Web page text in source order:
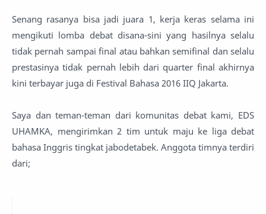
Senang rasanya bisa jadi juara 1, kerja keras selama ini
mengikuti lomba debat disana-sini yang hasilnya selalu
tidak pernah sampai final atau bahkan semifinal dan selalu
prestasinya tidak pernah lebih dari quarter final akhirnya
kini terbayar juga di Festival Bahasa 2016 IIQ Jakarta.
Saya dan teman-teman dari komunitas debat kami, EDS
UHAMKA, mengirimkan 2 tim untuk maju ke liga debat
bahasa Inggris tingkat jabodetabek. Anggota timnya terdiri
dari;